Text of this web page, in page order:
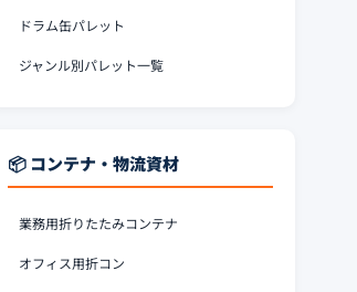
ドラム缶パレット
ジャンル別パレット一覧
📦 コンテナ・物流資材
業務用折りたたみコンテナ
オフィス用折コン